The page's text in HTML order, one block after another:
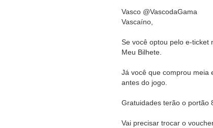
Vasco @VascodaGama
Vascaíno,
Se você optou pelo e-ticket
Meu Bilhete.
Já você que comprou meia
antes do jogo.
Gratuidades terão o portão
Vai precisar trocar o